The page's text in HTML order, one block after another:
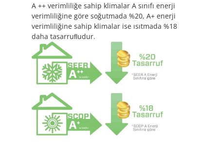
A ++ verimliliğe sahip klimalar A sınıfı enerji
verimliliğine göre soğutmada %20, A+ enerji
verimliliğine sahip klimalar ise ısıtmada %18
daha tasarruﬂudur.